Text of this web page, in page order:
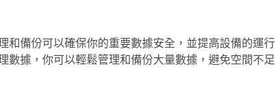
和備份可以確保你的重要數據安全，並提高設備的運
數據，你可以輕鬆管理和備份大量數據，避免空間不